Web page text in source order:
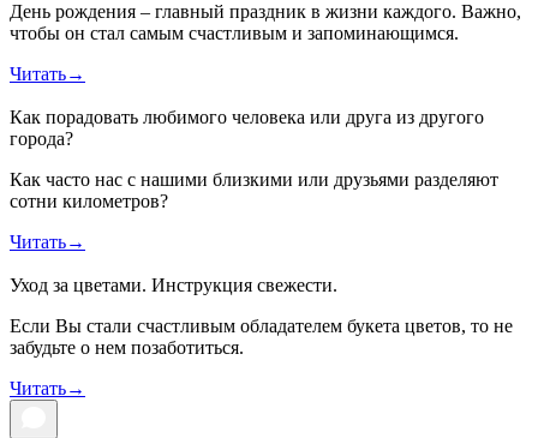
День рождения – главный праздник в жизни каждого. Важно,
чтобы он стал самым счастливым и запоминающимся.
Читать→
Как порадовать любимого человека или друга из другого
города?
Как часто нас с нашими близкими или друзьями разделяют
сотни километров?
Читать→
Уход за цветами. Инструкция свежести.
Если Вы стали счастливым обладателем букета цветов, то не
забудьте о нем позаботиться.
Читать→